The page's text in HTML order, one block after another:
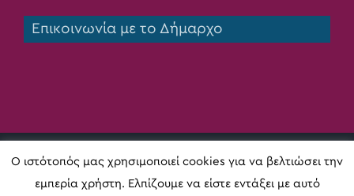
Επικοινωνία με το Δήμαρχο
Copyright 2020 Δήμος Πηνειού | All Rights Reserved |
Κατασκευή ιστοσελίδαςDigital Act
Ο ιστότοπός μας χρησιμοποιεί cookies για να βελτιώσει την
εμπερία χρήστη. Ελπίζουμε να είστε εντάξει με αυτό